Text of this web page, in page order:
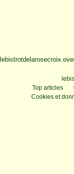
Top articles
Cookies et